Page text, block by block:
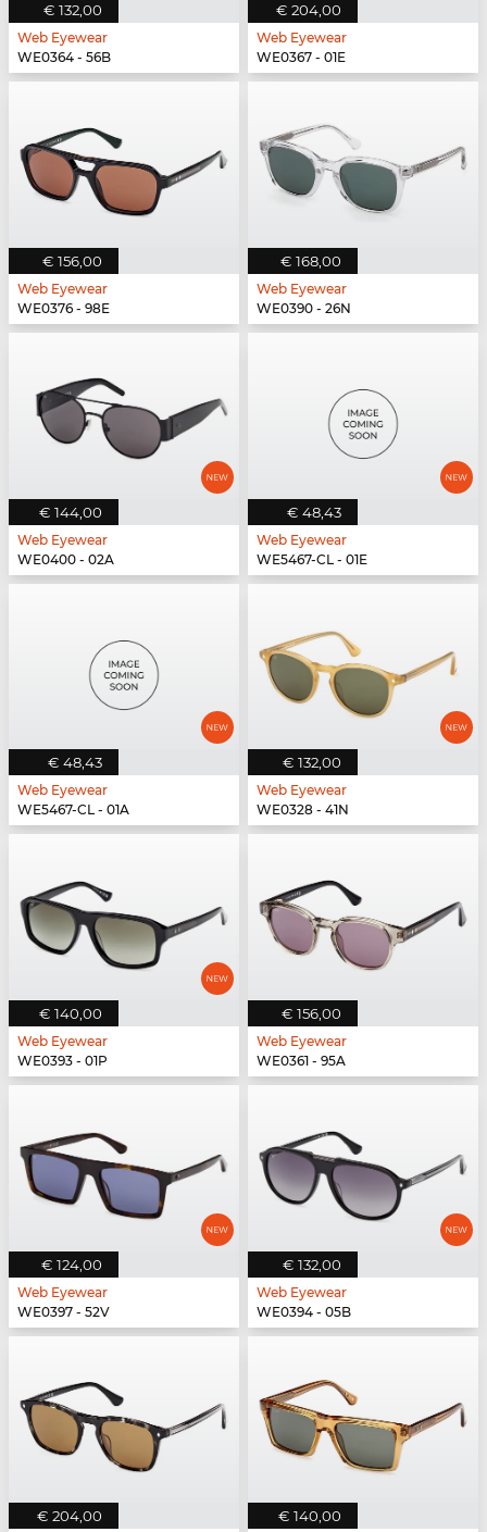
€ 132,00
Web Eyewear
WE0364 - 56B
€ 204,00
Web Eyewear
WE0367 - 01E
€ 156,00
Web Eyewear
WE0376 - 98E
€ 168,00
Web Eyewear
WE0390 - 26N
€ 144,00
Web Eyewear
WE0400 - 02A
€ 48,43
Web Eyewear
WE5467-CL - 01E
€ 48,43
Web Eyewear
WE5467-CL - 01A
€ 132,00
Web Eyewear
WE0328 - 41N
€ 140,00
Web Eyewear
WE0393 - 01P
€ 156,00
Web Eyewear
WE0361 - 95A
€ 124,00
Web Eyewear
WE0397 - 52V
€ 132,00
Web Eyewear
WE0394 - 05B
€ 204,00 € 140,00